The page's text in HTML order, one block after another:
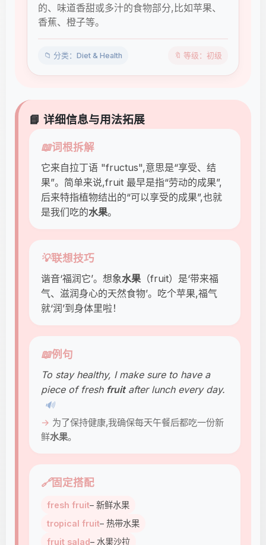
的、味道香甜或多汁的食物部分,比如苹果、
香蕉、橙子等。
📁 分类：Diet & Health 🔖 等级：初级
📘 详细信息与用法拓展
📖词根拆解
它来自拉丁语 "fructus",意思是“享受、结
果”。简单来说,fruit 最早是指“劳动的成果”,
后来特指植物结出的“可以享受的成果”,也就
是我们吃的水果。
💡联想技巧
谐音‘福润它’。想象水果 （fruit）是‘带来福
气、滋润身心的天然食物’。吃个苹果,福气
就‘润’到身体里啦！
📖例句
To stay healthy, I make sure to have a
piece of fresh fruitafter lunch every day.
🔊
为了保持健康,我确保每天午餐后都吃一份新
鲜水果。
🔗固定搭配
fresh fruit– 新鲜水果
tropical fruit– 热带水果
fruit salad– 水果沙拉